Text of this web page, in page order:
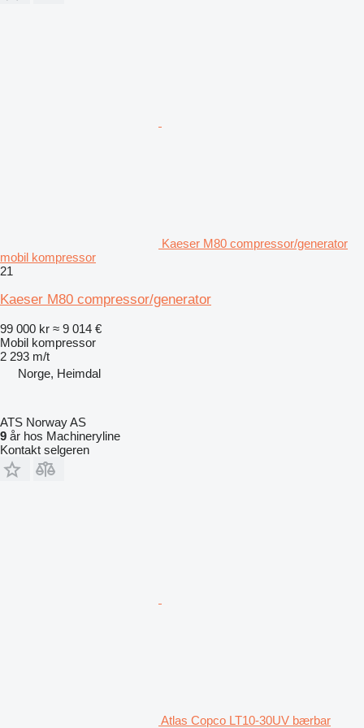
Kaeser M80 compressor/generator
mobil kompressor
21
Kaeser M80 compressor/generator
99 000 kr ≈ 9 014 €
Mobil kompressor
2 293 m/t
Norge, Heimdal
ATS Norway AS
9 år hos Machineryline
Kontakt selgeren
Atlas Copco LT10-30UV bærbar